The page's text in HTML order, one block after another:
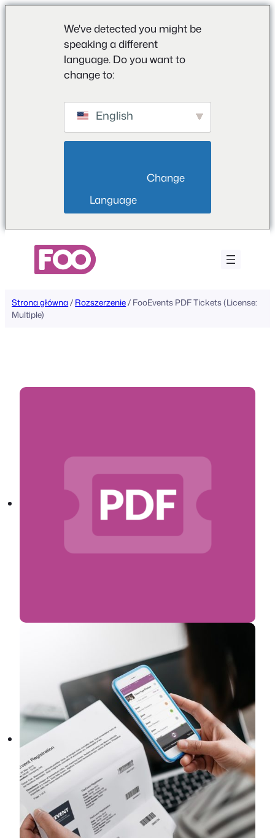
We've detected you might be
speaking a different
language. Do you want to
change to:
English
Language
Strona główna/ Rozszerzenie/ FooEvents PDF Tickets (License:
Multiple)